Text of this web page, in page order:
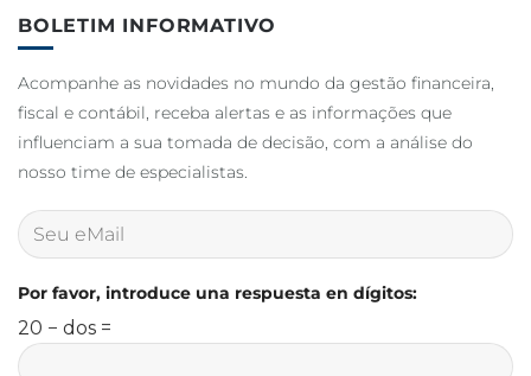
BOLETIM INFORMATIVO
Acompanhe as novidades no mundo da gestão financeira,
fiscal e contábil, receba alertas e as informações que
influenciam a sua tomada de decisão, com a análise do
nosso time de especialistas.
Por favor, introduce una respuesta en dígitos:
20 − dos =